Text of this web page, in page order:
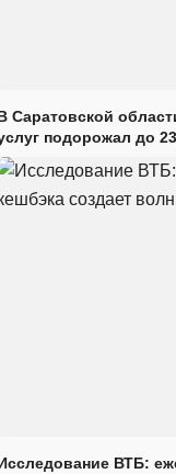
Саратовской
подорожал до
ВТБ: